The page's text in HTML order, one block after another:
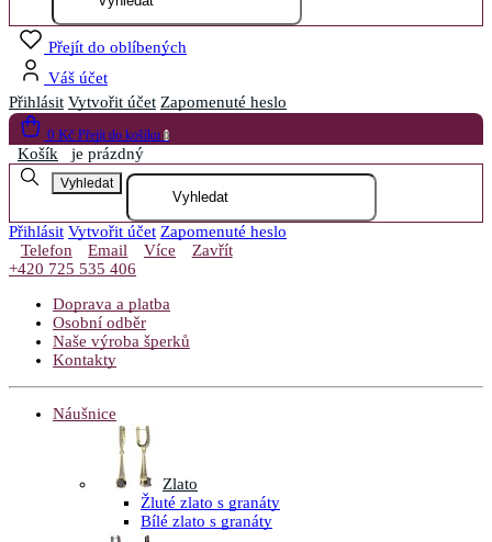
Přejít do oblíbených
Váš účet
Přihlásit Vytvořit účet Zapomenuté heslo
0 Kč Přejít do košíku 0
Košík je prázdný
Vyhledat
Přihlásit Vytvořit účet Zapomenuté heslo
Telefon
Email Více
Zavřít
+420 725 535 406
Doprava a platba
Osobní odběr
Naše výroba šperků
Kontakty
Náušnice
Zlato
Žluté zlato s granáty
Bílé zlato s granáty